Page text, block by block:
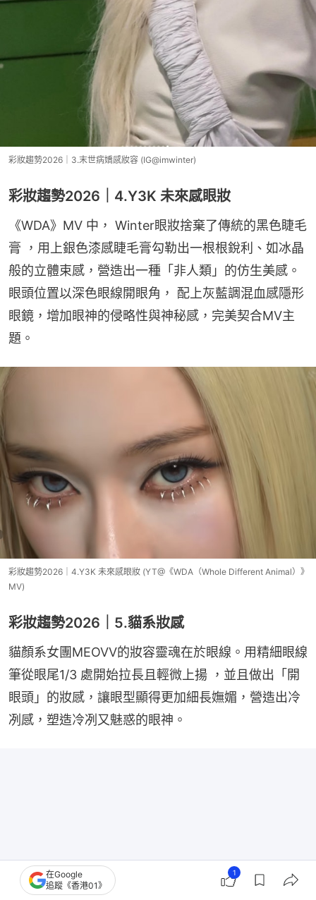
彩妝趨勢2026｜3.末世病嬌感妝容 (IG@imwinter)
彩妝趨勢2026｜4.Y3K 未來感眼妝
《WDA》MV 中， Winter眼妝捨棄了傳統的黑色睫毛
膏 ，用上銀色漆感睫毛膏勾勒出一根根銳利、如冰晶
般的立體束感，營造出一種「非人類」的仿生美感。
眼頭位置以深色眼線開眼角， 配上灰藍調混血感隱形
眼鏡，增加眼神的侵略性與神秘感，完美契合MV主
題。
彩妝趨勢2026｜4.Y3K 未來感眼妝 (YT@《WDA（Whole Different Animal）》
MV)
彩妝趨勢2026｜5.貓系妝感
貓顏系女團MEOVV的妝容靈魂在於眼線。用精細眼線
筆從眼尾1/3 處開始拉長且輕微上揚 ，並且做出「開
眼頭」的妝感，讓眼型顯得更加細長嫵媚，營造出冷
冽感，塑造冷冽又魅惑的眼神。
在Google
追蹤《香港01》
1